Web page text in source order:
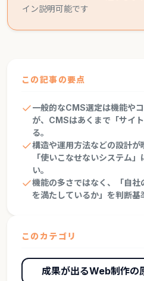
イン説明可能です
この記事の要点
一般的なCMS選定は機能や
が、CMSはあくまで「サイ
る。
構造や運用方法などの設計が
「使いこなせないシステム
い。
機能の多さではなく、「自
を満たしているか」を判断基
このカテゴリ
成果が出るWeb制作の